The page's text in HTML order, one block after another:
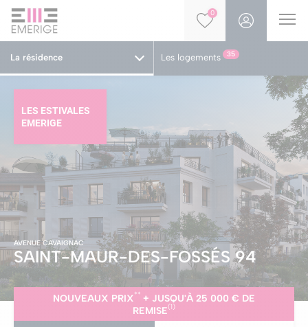
0
La résidence Les logements 35
AVENUE CAVAIGNAC
SAINT-MAUR-DES-FOSSÉS94
NOUVEAUX PRIX** + JUSQU'À 25 000 € DE
REMISE(1)
LES ESTIVALES
EMERIGE